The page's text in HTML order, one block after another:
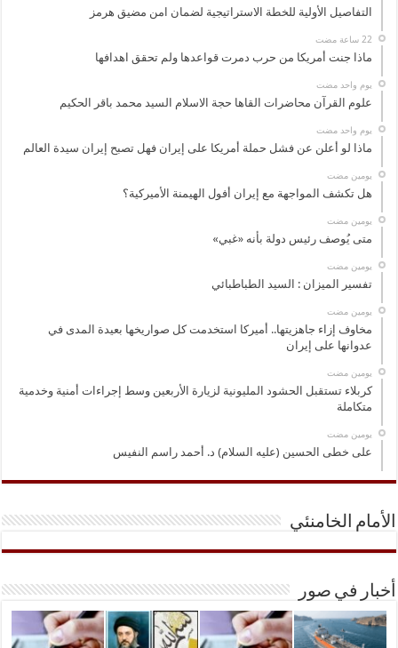
التفاصيل الأولية للخطة الاستراتيجية لضمان امن مضيق هرمز
ماذا جنت أمريكا من حرب دمرت قواعدها ولم تحقق اهدافها
‏يوم واحد مضت
علوم القرآن محاضرات القاها حجة الاسلام السيد محمد باقر الحكيم
‏يوم واحد مضت
ماذا لو أعلن عن فشل حملة أمريكا على إيران فهل تصبح إيران سيدة العالم
‏يومين مضت
هل تكشف المواجهة مع إيران أفول الهيمنة الأميركية؟
‏يومين مضت
متى يُوصف رئيس دولة بأنه «غبي»
‏يومين مضت
تفسير الميزان : السيد الطباطبائي
‏يومين مضت
مخاوف إزاء جاهزيتها.. أميركا استخدمت كل صواريخها بعيدة المدى في
عدوانها على إيران
‏يومين مضت
كربلاء تستقبل الحشود المليونية لزيارة الأربعين وسط إجراءات أمنية وخدمية
متكاملة
‏يومين مضت
على خطى الحسين (عليه السلام) د. أحمد راسم النفيس
الأمام الخامنئي
أخبار في صور